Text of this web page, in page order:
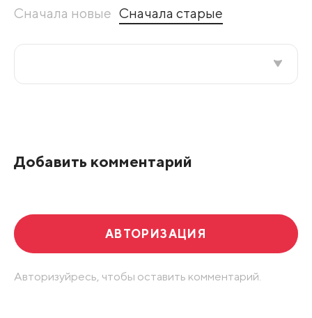
Сначала новые Сначала старые
Добавить комментарий
АВТОРИЗАЦИЯ
Авторизуйресь, чтобы оставить комментарий.